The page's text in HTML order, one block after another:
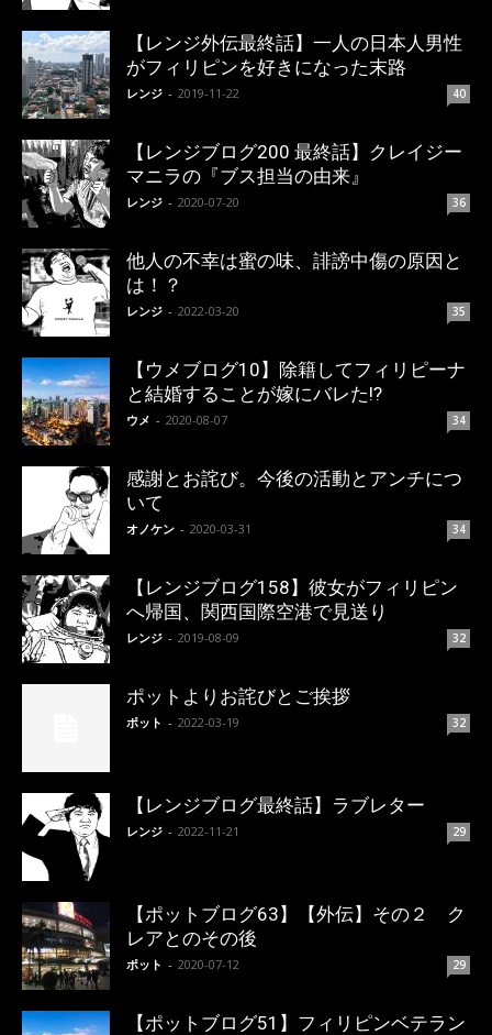
【レンジ外伝最終話】一人の日本人男性
がフィリピンを好きになった末路
レンジ - 2019-11-22 40
【レンジブログ200 最終話】クレイジー
マニラの『ブス担当の由来』
レンジ - 2020-07-20 36
他人の不幸は蜜の味、誹謗中傷の原因と
は！？
レンジ - 2022-03-20 35
【ウメブログ10】除籍してフィリピーナ
と結婚することが嫁にバレた!?
ウメ - 2020-08-07 34
感謝とお詫び。今後の活動とアンチにつ
いて
オノケン - 2020-03-31 34
【レンジブログ158】彼女がフィリピン
へ帰国、関西国際空港で見送り
レンジ - 2019-08-09 32
ポットよりお詫びとご挨拶
ポット - 2022-03-19 32
【レンジブログ最終話】ラブレター
レンジ - 2022-11-21 29
【ポットブログ63】【外伝】その２ ク
レアとのその後
ポット - 2020-07-12 29
【ポットブログ51】フィリピンベテラン